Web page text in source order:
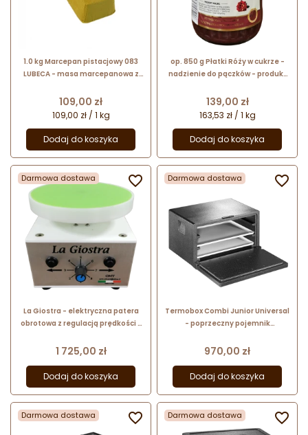
1.0 kg Marcepan pistacjowy 083
LUBECA - masa marcepanowa z
Cena
109,00 zł
109,00 zł / 1 kg
Dodaj do koszyka
op. 850 g Płatki Róży w cukrze -
nadzienie do pączków - produkt
Santos
Cena
139,00 zł
163,53 zł / 1 kg
Dodaj do koszyka
Darmowa dostawa
La Giostra - elektryczna patera
obrotowa z regulacją prędkości -
cukierniczych
Cena
1 725,00 zł
Dodaj do koszyka
 Darmowa dostawa
Termobox Combi Junior Universal
- poprzeczny pojemnik
żywności - nr. kat. 8300018282
Cena
970,00 zł
Dodaj do koszyka

Darmowa dostawa  Darmowa dostawa 